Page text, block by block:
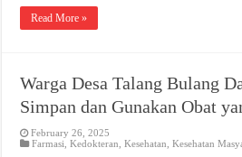
Read More »
Warga Desa Talang Bulang
Simpan dan Gunakan Obat
February 26, 2025
Farmasi ,Kedokteran ,Kesehatan ,Kesehatan